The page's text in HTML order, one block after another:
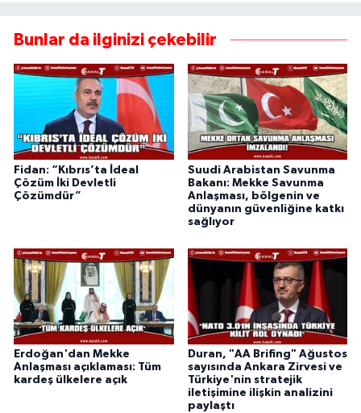
Bunlar da ilginizi çekebilir
Fidan: “Kıbrıs’ta İdeal
Çözüm İki Devletli
Çözümdür”
Suudi Arabistan Savunma
Bakanı: Mekke Savunma
Anlaşması, bölgenin ve
dünyanın güvenliğine katkı
sağlıyor
Erdoğan'dan Mekke
Anlaşması açıklaması: Tüm
kardeş ülkelere açık
Duran, "AA Brifing" Ağustos
sayısında Ankara Zirvesi ve
Türkiye'nin stratejik
iletişimine ilişkin analizini
paylaştı